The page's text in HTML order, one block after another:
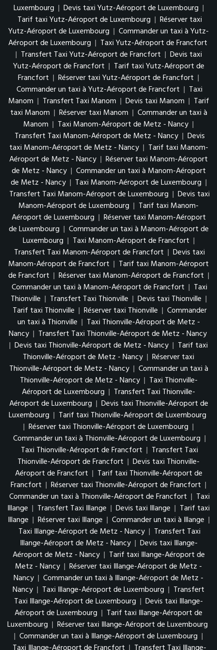
Luxembourg | Devis taxi Yutz-Aéroport de Luxembourg |
Tarif taxi Yutz-Aéroport de Luxembourg | Réserver taxi
Yutz-Aéroport de Luxembourg | Commander un taxi à Yutz-
Aéroport de Luxembourg | Taxi Yutz-Aéroport de Francfort
| Transfert Taxi Yutz-Aéroport de Francfort | Devis taxi
Yutz-Aéroport de Francfort | Tarif taxi Yutz-Aéroport de
Francfort | Réserver taxi Yutz-Aéroport de Francfort |
Commander un taxi à Yutz-Aéroport de Francfort | Taxi
Manom | Transfert Taxi Manom | Devis taxi Manom | Tarif
taxi Manom | Réserver taxi Manom | Commander un taxi à
Manom | Taxi Manom-Aéroport de Metz - Nancy |
Transfert Taxi Manom-Aéroport de Metz - Nancy | Devis
taxi Manom-Aéroport de Metz - Nancy | Tarif taxi Manom-
Aéroport de Metz - Nancy | Réserver taxi Manom-Aéroport
de Metz - Nancy | Commander un taxi à Manom-Aéroport
de Metz - Nancy | Taxi Manom-Aéroport de Luxembourg |
Transfert Taxi Manom-Aéroport de Luxembourg | Devis taxi
Manom-Aéroport de Luxembourg | Tarif taxi Manom-
Aéroport de Luxembourg | Réserver taxi Manom-Aéroport
de Luxembourg | Commander un taxi à Manom-Aéroport de
Luxembourg | Taxi Manom-Aéroport de Francfort |
Transfert Taxi Manom-Aéroport de Francfort | Devis taxi
Manom-Aéroport de Francfort | Tarif taxi Manom-Aéroport
de Francfort | Réserver taxi Manom-Aéroport de Francfort |
Commander un taxi à Manom-Aéroport de Francfort | Taxi
Thionville | Transfert Taxi Thionville | Devis taxi Thionville |
Tarif taxi Thionville | Réserver taxi Thionville | Commander
un taxi à Thionville | Taxi Thionville-Aéroport de Metz -
Nancy | Transfert Taxi Thionville-Aéroport de Metz - Nancy
| Devis taxi Thionville-Aéroport de Metz - Nancy | Tarif taxi
Thionville-Aéroport de Metz - Nancy | Réserver taxi
Thionville-Aéroport de Metz - Nancy | Commander un taxi à
Thionville-Aéroport de Metz - Nancy | Taxi Thionville-
Aéroport de Luxembourg | Transfert Taxi Thionville-
Aéroport de Luxembourg | Devis taxi Thionville-Aéroport de
Luxembourg | Tarif taxi Thionville-Aéroport de Luxembourg
| Réserver taxi Thionville-Aéroport de Luxembourg |
Commander un taxi à Thionville-Aéroport de Luxembourg |
Taxi Thionville-Aéroport de Francfort | Transfert Taxi
Thionville-Aéroport de Francfort | Devis taxi Thionville-
Aéroport de Francfort | Tarif taxi Thionville-Aéroport de
Francfort | Réserver taxi Thionville-Aéroport de Francfort |
Commander un taxi à Thionville-Aéroport de Francfort | Taxi
Illange | Transfert Taxi Illange | Devis taxi Illange | Tarif taxi
Illange | Réserver taxi Illange | Commander un taxi à Illange |
Taxi Illange-Aéroport de Metz - Nancy | Transfert Taxi
Illange-Aéroport de Metz - Nancy | Devis taxi Illange-
Aéroport de Metz - Nancy | Tarif taxi Illange-Aéroport de
Metz - Nancy | Réserver taxi Illange-Aéroport de Metz -
Nancy | Commander un taxi à Illange-Aéroport de Metz -
Nancy | Taxi Illange-Aéroport de Luxembourg | Transfert
Taxi Illange-Aéroport de Luxembourg | Devis taxi Illange-
Aéroport de Luxembourg | Tarif taxi Illange-Aéroport de
Luxembourg | Réserver taxi Illange-Aéroport de Luxembourg
| Commander un taxi à Illange-Aéroport de Luxembourg |